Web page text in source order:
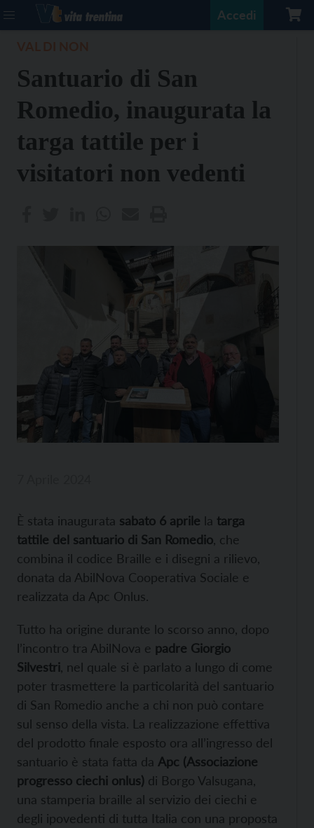
Accedi
Santuario di San
Romedio, inaugurata la
targa tattile per i
visitatori non vedenti
È stata inaugurata sabato 6 aprile la targa
tattile del santuario di San Romedio , che
combina il codice Braille e i disegni a rilievo,
donata da AbilNova Cooperativa Sociale e
realizzata da Apc Onlus.
Tutto ha origine durante lo scorso anno, dopo
l’incontro tra AbilNova e padre Giorgio
Silvestri , nel quale si è parlato a lungo di come
poter trasmettere la particolarità del santuario
di San Romedio anche a chi non può contare
sul senso della vista. La realizzazione effettiva
del prodotto finale esposto ora all’ingresso del
santuario è stata fatta da Apc (Associazione
progresso ciechi onlus) di Borgo Valsugana,
una stamperia braille al servizio dei ciechi e
degli ipovedenti di tutta Italia con una proposta